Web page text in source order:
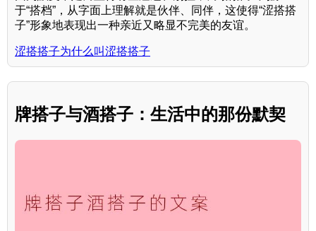
于“搭档”，从字面上理解就是伙伴、同伴，这使得“涩搭搭
子”形象地表现出一种亲近又略显不完美的友谊。
涩搭搭子为什么叫涩搭搭子
牌搭子与酒搭子：生活中的那份默契